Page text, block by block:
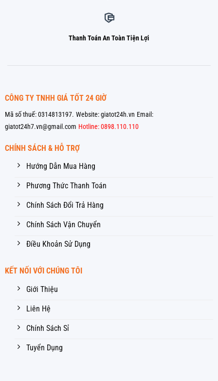
Thanh Toán An Toàn Tiện Lợi
CÔNG TY TNHH GIÁ TỐT 24 GIỜ
Mã số thuế: 0314813197. Website: giatot24h.vn Email:
giatot24h7.vn@gmail.com Hotline: 0898.110.110
CHÍNH SÁCH & HỖ TRỢ
Hướng Dẫn Mua Hàng
Phương Thức Thanh Toán
Chính Sách Đổi Trả Hàng
Chính Sách Vận Chuyển
Điều Khoản Sử Dụng
KẾT NỐI VỚI CHÚNG TÔI
Giới Thiệu
Liên Hệ
Chính Sách Sỉ
Tuyển Dụng